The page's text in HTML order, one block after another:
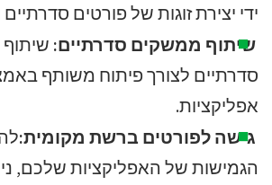
ידי יצירת זוגות של פורטים סדרתיים
שיתוף ממשקים סדרתיים:
סדרתיים לצורך פיתוח משותף
אפליקציות.
גישה לפורטים ברשת מקומית:
הגמישות של האפליקציות שלכם,